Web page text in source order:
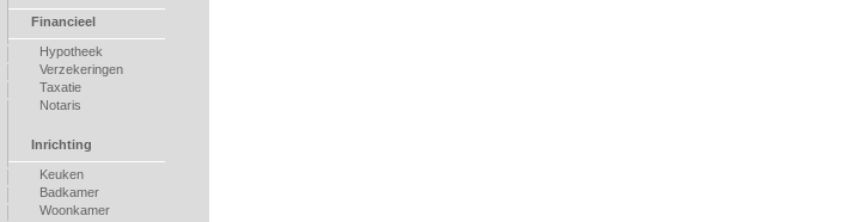
Financieel
Hypotheek
Verzekeringen
Taxatie
Notaris
Inrichting
Keuken
Badkamer
Woonkamer